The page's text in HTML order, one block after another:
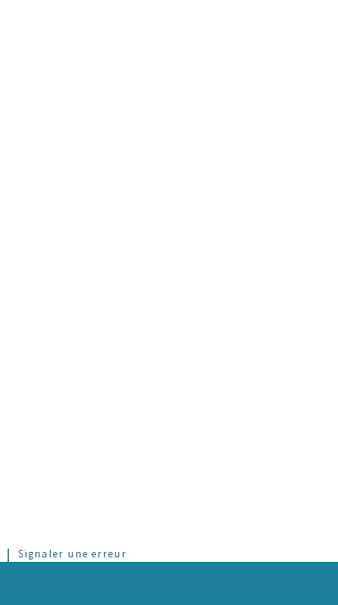
| Signaler une erreur